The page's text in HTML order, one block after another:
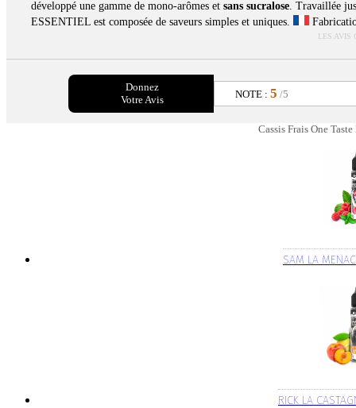
développé une gamme de mono-arômes et sans sucralose. Travaillée
ESSENTIEL est composée de saveurs simples et uniques.
LES AVIS
Donnez
Votre Avis
NOTE : 5 /5
Cassis Frais One
SAM LA
RICK LA